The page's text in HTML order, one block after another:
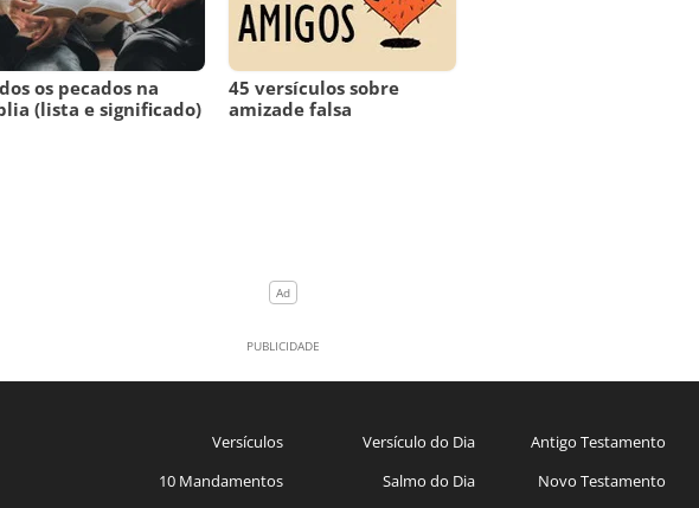
os pecados na
(lista e significado)
45 versículos sobre
amizade falsa
Versículos
10 Mandamentos
Versículo do Dia
Salmo do Dia
Antigo Testamento
Novo Testamento